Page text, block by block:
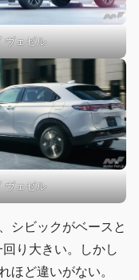
ヴェゼル
ヴェゼル
シビックがベースと
り大きい。しかし
ほど違いがない。